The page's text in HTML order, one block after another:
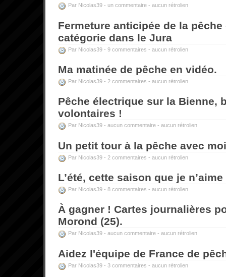
Par Nicolas39 - un commentaire - aucun rétrolien
Fermeture anticipée de la pêche
catégorie dans le Jura
Par Nicolas39 - 9 commentaires - aucun rétrolien
Ma matinée de pêche en vidéo.
Par Nicolas39 - 2 commentaires - aucun rétrolien
Pêche électrique sur la Bienne,
volontaires !
Par Nicolas39 - aucun commentaire - aucun rétrolien
Un petit tour à la pêche avec moi
Par Nicolas39 - 2 commentaires - aucun rétrolien
L’été, cette saison que je
Par Nicolas39 - 8 commentaires - aucun rétrolien
À gagner ! Cartes journalières
Morond (25).
Par Nicolas39 - aucun commentaire - aucun rétrolien
Aidez l'équipe de France de
Par Nicolas39 - 3 commentaires - aucun rétrolien